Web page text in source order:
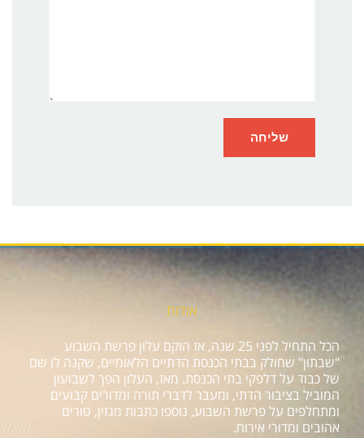
אודות
הכל התחיל לפני 25 שנה, אז הוקם עלון פרשת השבוע
"שבתון" שחולק בבתי הכנסת הדתיים הלאומיים, שקנה לו שם
של כבוד על דלפקי בתי הכנסת. מאז, העלון הפך לשבועון
המוביל בציבור הדתי, ומעבר לדברי תורה ומדורים קבועים
ומתחלפים על פרשת השבוע, נוספו כתבות מגזין, טורים
אהובים ומדורי אירוח.